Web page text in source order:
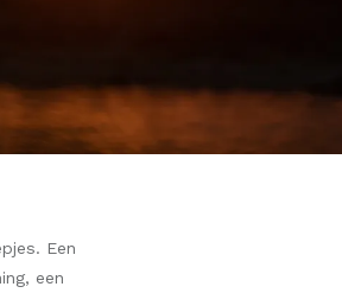
Een
een